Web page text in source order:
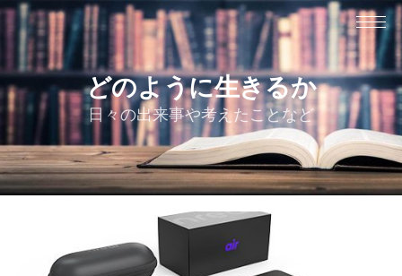
どのように生きるか
日々の出来事や考えたことなど